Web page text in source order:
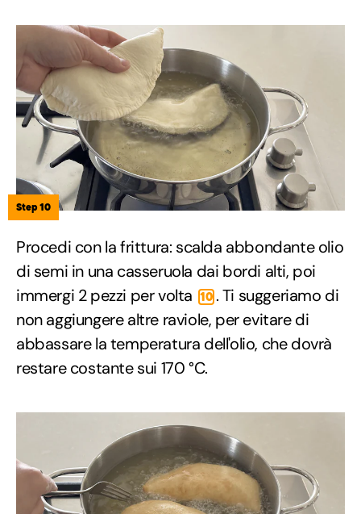
Step 10
Procedi con la frittura: scalda abbondante olio
di semi in una casseruola dai bordi alti, poi
immergi 2 pezzi per volta 10 . Ti suggeriamo di
non aggiungere altre raviole, per evitare di
abbassare la temperatura dell'olio, che dovrà
restare costante sui 170 °C.